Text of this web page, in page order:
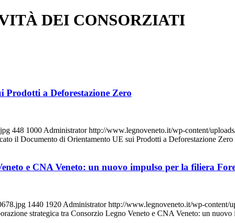
DEI CONSORZIATI
a Deforestazione Zero
448 1000 Administrator http://www.legnoveneto.it/wp-content/
il Documento di Orientamento UE sui Prodotti a Deforestazione Zero
e CNA Veneto: un nuovo impulso per la filiera
1440 1920 Administrator http://www.legnoveneto.it/wp-
strategica tra Consorzio Legno Veneto e CNA Veneto: un